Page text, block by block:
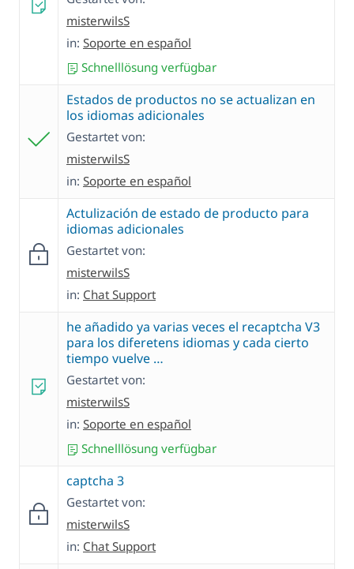
misterwilsS
in: Soporte en español
Schnelllösung verfügbar
Estados de productos no se actualizan en
los idiomas adicionales
Gestartet von:
misterwilsS
in: Soporte en español
Actulización de estado de producto para
idiomas adicionales
Gestartet von:
misterwilsS
in: Chat Support
he añadido ya varias veces el recaptcha V3
para los diferetens idiomas y cada cierto
tiempo vuelve …
Gestartet von:
misterwilsS
in: Soporte en español
Schnelllösung verfügbar
captcha 3
Gestartet von:
misterwilsS
in: Chat Support